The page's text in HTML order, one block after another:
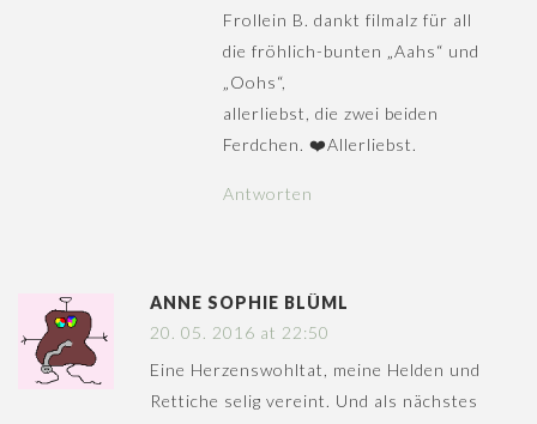
Frollein B. dankt filmalz für all
die fröhlich-bunten „Aahs“ und
„Oohs“,
allerliebst, die zwei beiden
Ferdchen. ❤️Allerliebst.
Antworten
ANNE SOPHIE BLÜML
20. 05. 2016 at 22:50
Eine Herzenswohltat, meine Helden und
Rettiche selig vereint. Und als nächstes